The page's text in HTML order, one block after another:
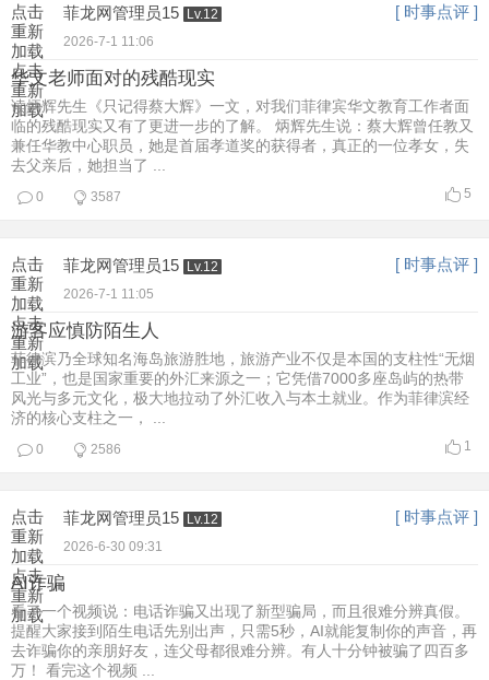
点击
重新
加载
点击
重新
加载
菲龙网管理员15 Lv.12 [ 时事点评 ]
2026-7-1 11:06
华文老师面对的残酷现实
读炳辉先生《只记得蔡大辉》一文，对我们菲律宾华文教育工作者面
临的残酷现实又有了更进一步的了解。 炳辉先生说：蔡大辉曾任教又
兼任华教中心职员，她是首届孝道奖的获得者，真正的一位孝女，失
去父亲后，她担当了 ...
5
0 3587
点击
重新
加载
点击
重新
加载
菲龙网管理员15 Lv.12 [ 时事点评 ]
2026-7-1 11:05
游客应慎防陌生人
菲律滨乃全球知名海岛旅游胜地，旅游产业不仅是本国的支柱性“无烟
工业”，也是国家重要的外汇来源之一；它凭借7000多座岛屿的热带
风光与多元文化，极大地拉动了外汇收入与本土就业。作为菲律滨经
济的核心支柱之一， ...
1
0 2586
点击
重新
加载
点击
重新
加载
菲龙网管理员15 Lv.12 [ 时事点评 ]
2026-6-30 09:31
AI诈骗
看了一个视频说：电话诈骗又出现了新型骗局，而且很难分辨真假。
提醒大家接到陌生电话先别出声，只需5秒，AI就能复制你的声音，再
去诈骗你的亲朋好友，连父母都很难分辨。有人十分钟被骗了四百多
万！ 看完这个视频 ...